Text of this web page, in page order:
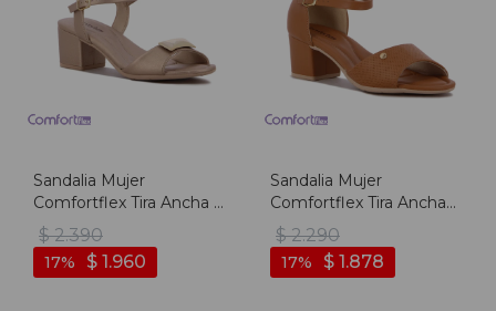
Sandalia Mujer
Comfortflex Tira Ancha Y
Hebilla - Moca
$ 2.390
$ 1.960
17
Sandalia Mujer
Comfortflex Tira Ancha
Con Pulsera - Camel
$ 2.290
$ 1.878
17